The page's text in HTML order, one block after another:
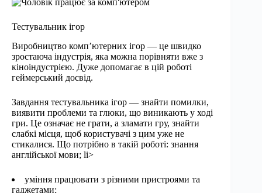
Тестувальник ігор
Виробництво комп’ютерних ігор — це швидко
зростаюча індустрія, яка можна порівняти вже з
кіноіндустрією. Дуже допомагає в цій роботі
геймерський досвід.
Завдання тестувальника ігор — знайти помилки,
виявити проблеми та глюки, що виникають у ході
гри. Це означає не грати, а зламати гру, знайти
слабкі місця, щоб користувачі з цим уже не
стикалися. Що потрібно в такій роботі: знання
англійської мови; li>
уміння працювати з різними пристроями та
гаджетами;